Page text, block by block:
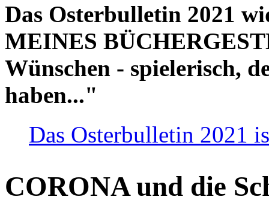
Das Osterbulletin 2021
MEINES
Wünschen - spielerisch,
haben..."
Das Osterbulletin 2021
CORONA und die